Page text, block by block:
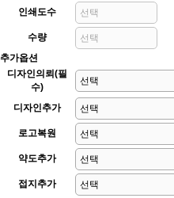
인쇄도수
수량
추가옵션
디자인의뢰(필
수)
디자인추가
로고복원
약도추가
접지추가